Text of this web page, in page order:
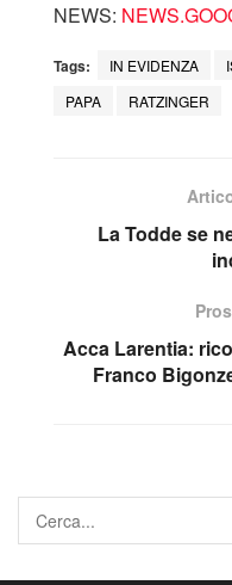
NEWS:
Tags: IN EVIDENZA
PAPA
RATZINGER
La Todde se
Acca Larentia:
Franco